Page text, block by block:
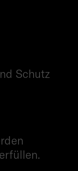
Schutz